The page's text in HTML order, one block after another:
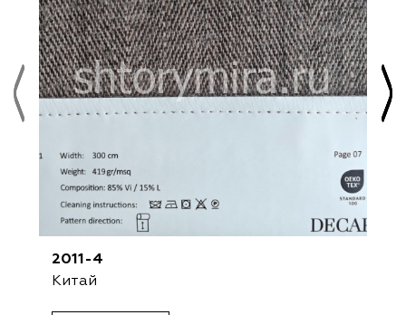
2011-4
Китай